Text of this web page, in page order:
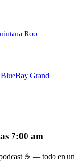
Roo
BlueBay Grand
7:00 am
☕ — todo en un